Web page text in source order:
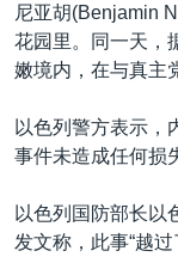
南中国海争端
关注西藏
GEN Z 看美国
尼亚胡(Benjamin
花园里。同一天，
嫩境内，在与真主
以色列警方表示，
事件未造成任何损
以色列国防部长以
发文称，此事“越过